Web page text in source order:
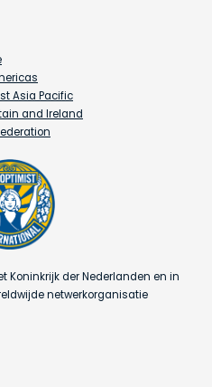
Asia Pacific
and Ireland
Koninkrijk der Nederlanden en in
netwerkorganisatie